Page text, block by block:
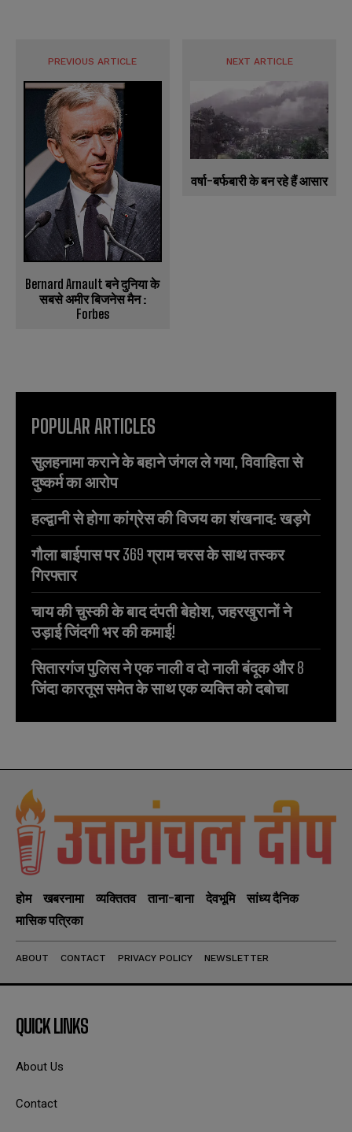
PREVIOUS ARTICLE
Bernard Arnault बने दुनिया के
सबसे अमीर बिजनेस मैन :
Forbes
NEXT ARTICLE
वर्षा-बर्फबारी के बन रहे हैं आसार
POPULAR ARTICLES
सुलहनामा कराने के बहाने जंगल ले गया, विवाहिता से
दुष्कर्म का आरोप
हल्द्वानी से होगा कांग्रेस की विजय का शंखनाद: खड़गे
गौला बाईपास पर 369 ग्राम चरस के साथ तस्कर
गिरफ्तार
चाय की चुस्की के बाद दंपती बेहोश, जहरखुरानों ने
उड़ाई जिंदगी भर की कमाई!
सितारगंज पुलिस ने एक नाली व दो नाली बंदूक और 8
जिंदा कारतूस समेत के साथ एक व्यक्ति को दबोचा
होम खबरनामा व्यक्तितव ताना-बाना देवभूमि
सांध्य दैनिक
मासिक पत्रिका
ABOUT CONTACT PRIVACY POLICY NEWSLETTER
QUICK LINKS
About Us
Contact